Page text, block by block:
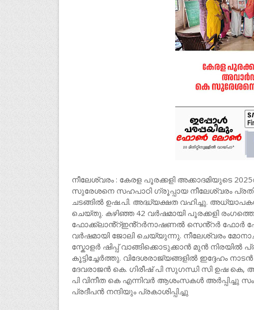
നീലേശ്വരം : കേരള പൂരക്കളി അക്കാദമിയുടെ
സുരേശനെ സഹപാഠി ഗ്രൂപ്പായ നീലേശ്വരം
ചടങ്ങിൽ ഉഷ.പി. അദ്ധ്യക്ഷത വഹിച്ചു.
ചെയ്തു. കഴിഞ്ഞ 42 വർഷമായി പൂരക്കളി
ഫോക്ക്ലാൻ്റ്ഇൻ്റർനാഷണൽ സെൻ്റർ ഫോർ
വർഷമായി ജോലി ചെയ്യുന്നു. നീലേശ്വരം
സ്കോളർ ഷിപ്പ് വാങ്ങിക്കൊടുക്കാൻ മുൻ
കൂട്ടിച്ചേർത്തു. വിദേശരാജ്യങ്ങളിൽ ഇദ്ദേഹം
ദേവരാജൻ കെ. ഗിരീഷ് പി സുഗന്ധി സി ഉഷ
പി വിനീത കെ എന്നിവർ ആശംസകൾ അർപ്പിച്ചു
പ്രദീപൻ നന്ദിയും പ്രകാശിപ്പിച്ചു